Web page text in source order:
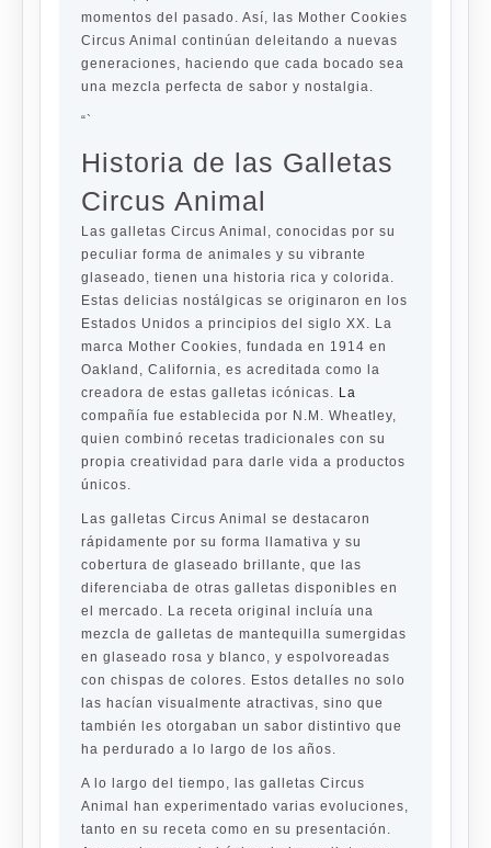
momentos del pasado. Así, las Mother Cookies
Circus Animal continúan deleitando a nuevas
generaciones, haciendo que cada bocado sea
una mezcla perfecta de sabor y nostalgia.
“`
Historia de las Galletas
Circus Animal
Las galletas Circus Animal, conocidas por su
peculiar forma de animales y su vibrante
glaseado, tienen una historia rica y colorida.
Estas delicias nostálgicas se originaron en los
Estados Unidos a principios del siglo XX. La
marca Mother Cookies, fundada en 1914 en
Oakland, California, es acreditada como la
creadora de estas galletas icónicas. La
compañía fue establecida por N.M. Wheatley,
quien combinó recetas tradicionales con su
propia creatividad para darle vida a productos
únicos.
Las galletas Circus Animal se destacaron
rápidamente por su forma llamativa y su
cobertura de glaseado brillante, que las
diferenciaba de otras galletas disponibles en
el mercado. La receta original incluía una
mezcla de galletas de mantequilla sumergidas
en glaseado rosa y blanco, y espolvoreadas
con chispas de colores. Estos detalles no solo
las hacían visualmente atractivas, sino que
también les otorgaban un sabor distintivo que
ha perdurado a lo largo de los años.
A lo largo del tiempo, las galletas Circus
Animal han experimentado varias evoluciones,
tanto en su receta como en su presentación.